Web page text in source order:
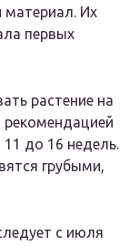
материал. Их
первых
растение на
11 до 16 недель.
грубыми,
с июля